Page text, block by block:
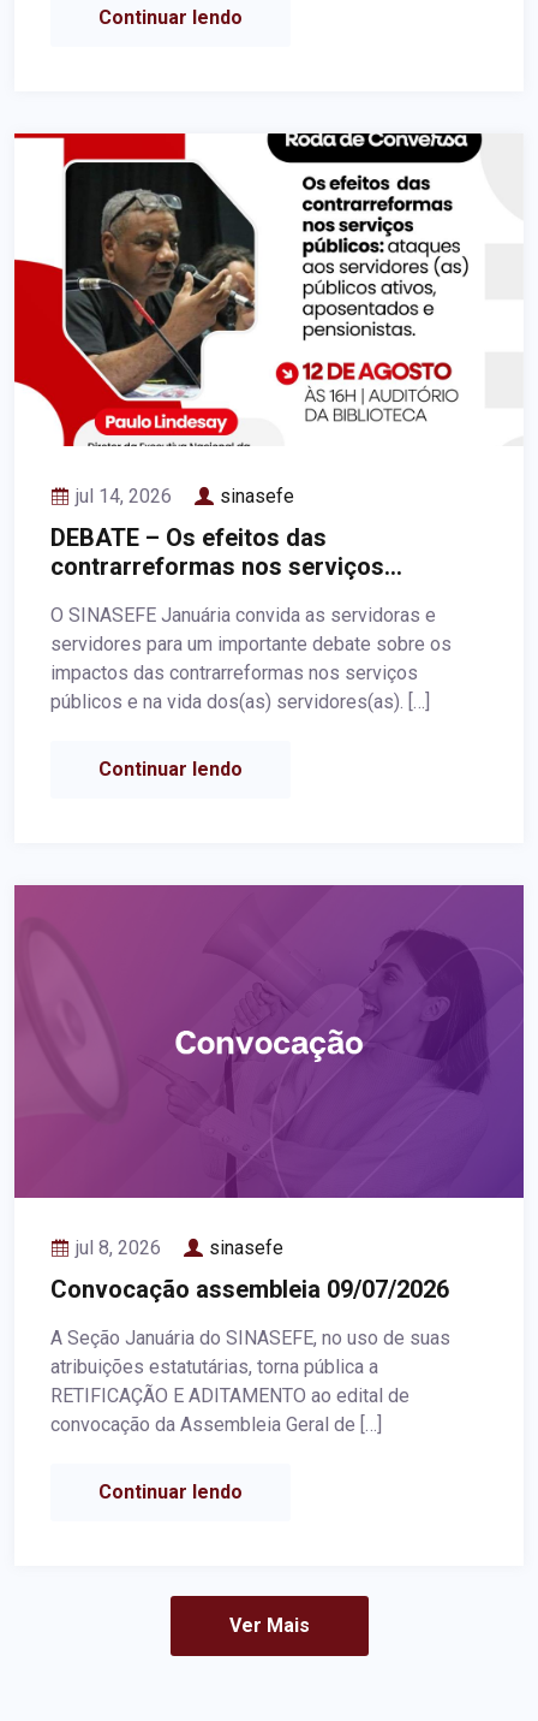
Continuar lendo
jul 14, 2026 sinasefe
DEBATE – Os efeitos das
contrarreformas nos serviços
públicos ativos, aposentados e
pensionistas
O SINASEFE Januária convida as servidoras e
servidores para um importante debate sobre os
impactos das contrarreformas nos serviços
públicos e na vida dos(as) servidores(as). […]
Continuar lendo
jul 8, 2026 sinasefe
Convocação assembleia 09/07/2026
A Seção Januária do SINASEFE, no uso de suas
atribuições estatutárias, torna pública a
RETIFICAÇÃO E ADITAMENTO ao edital de
convocação da Assembleia Geral de […]
Continuar lendo
Ver Mais